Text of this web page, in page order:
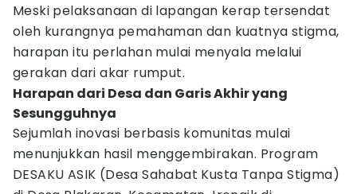
Meski pelaksanaan di lapangan kerap tersendat
oleh kurangnya pemahaman dan kuatnya stigma,
harapan itu perlahan mulai menyala melalui
gerakan dari akar rumput.
Harapan dari Desa dan Garis Akhir yang
Sesungguhnya
Sejumlah inovasi berbasis komunitas mulai
menunjukkan hasil menggembirakan. Program
DESAKU ASIK (Desa Sahabat Kusta Tanpa Stigma)